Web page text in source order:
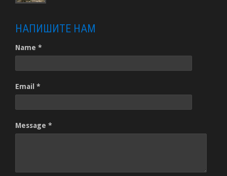
НАПИШИТЕ НАМ
Name *
Email *
Message *